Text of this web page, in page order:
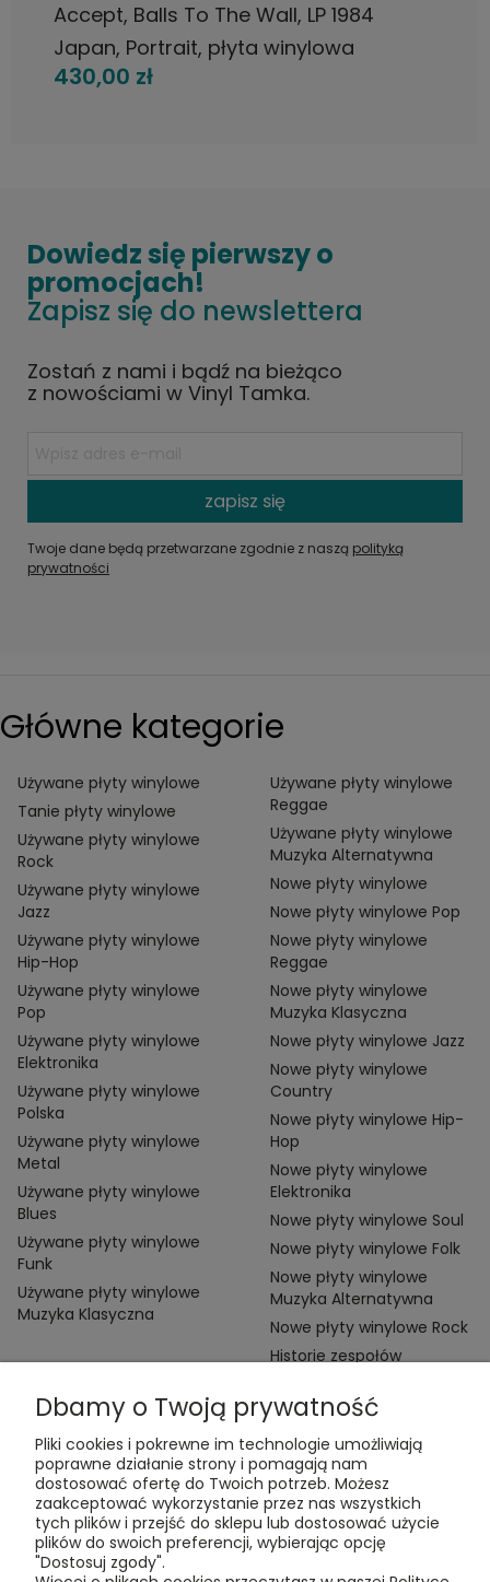
Accept, Balls To The Wall, LP 1984
Japan, Portrait, płyta winylowa
430,00 zł
Dowiedz się pierwszy o
promocjach!
Zapisz się do newslettera
Zostań z nami i bądź na bieżąco
z nowościami w Vinyl Tamka.
zapisz się
Twoje dane będą przetwarzane zgodnie z naszą polityką
prywatności
Główne kategorie
Używane płyty winylowe
Tanie płyty winylowe
Używane płyty winylowe
Rock
Używane płyty winylowe
Jazz
Używane płyty winylowe
Hip-Hop
Używane płyty winylowe
Pop
Używane płyty winylowe
Elektronika
Używane płyty winylowe
Polska
Używane płyty winylowe
Metal
Używane płyty winylowe
Blues
Używane płyty winylowe
Funk
Używane płyty winylowe
Muzyka Klasyczna
Używane płyty winylowe
Reggae
Używane płyty winylowe
Muzyka Alternatywna
Nowe płyty winylowe
Nowe płyty winylowe Pop
Nowe płyty winylowe
Reggae
Nowe płyty winylowe
Muzyka Klasyczna
Nowe płyty winylowe Jazz
Nowe płyty winylowe
Country
Nowe płyty winylowe Hip-
Hop
Nowe płyty winylowe
Elektronika
Nowe płyty winylowe Soul
Nowe płyty winylowe Folk
Nowe płyty winylowe
Muzyka Alternatywna
Nowe płyty winylowe Rock
Historie zespołów
Kontakt:
t:+48 609 155 327
e:vinyltamka@gmail.com
ul. Chmielna 20, 00-020 Warszawa
Dbamy o Twoją prywatność
Pliki cookies i pokrewne im technologie umożliwiają
poprawne działanie strony i pomagają nam
dostosować ofertę do Twoich potrzeb. Możesz
zaakceptować wykorzystanie przez nas wszystkich
tych plików i przejść do sklepu lub dostosować użycie
plików do swoich preferencji, wybierając opcję
"Dostosuj zgody".